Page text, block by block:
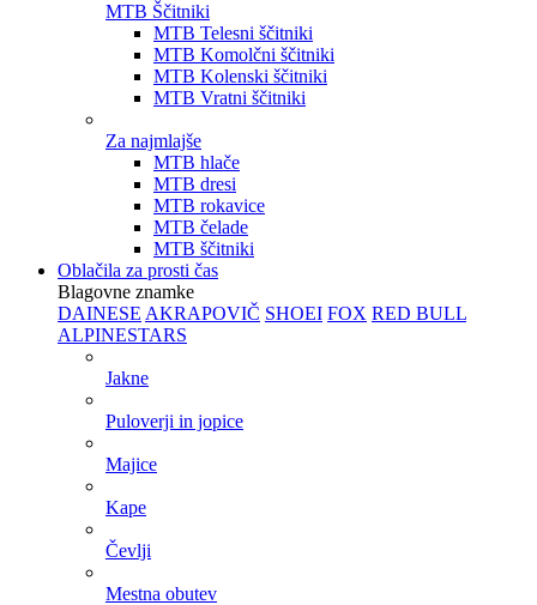
MTB Ščitniki
MTB Telesni ščitniki
MTB Komolčni ščitniki
MTB Kolenski ščitniki
MTB Vratni ščitniki
Za najmlajše
MTB hlače
MTB dresi
MTB rokavice
MTB čelade
MTB ščitniki
Oblačila za prosti čas
Blagovne znamke
DAINESE AKRAPOVIČ SHOEI FOX RED BULL
ALPINESTARS
Jakne
Puloverji in jopice
Majice
Kape
Čevlji
Mestna obutev